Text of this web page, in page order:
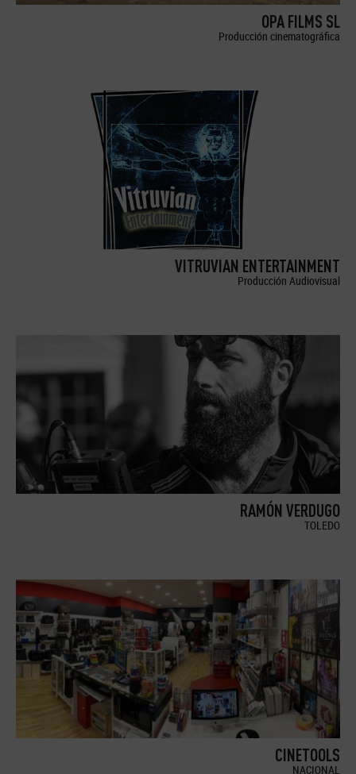
OPA FILMS SL
Producción cinematográfica
VITRUVIAN ENTERTAINMENT
Producción Audiovisual
RAMÓN VERDUGO
TOLEDO
CINETOOLS
NACIONAL